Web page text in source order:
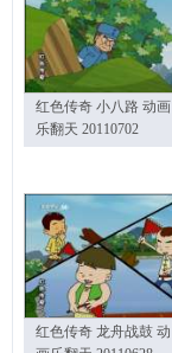
红色传奇 小八路 动画
乐翻天 20110702
红色传奇 龙舟战鼓 动